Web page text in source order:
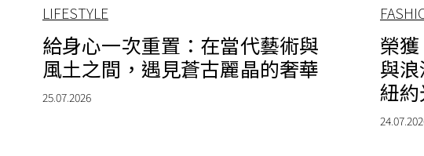
LIFESTYLE
給身心一次重置：在當代藝術與
風土之間，遇見蒼古麗晶的奢華
25.07.2026
榮
與
紐